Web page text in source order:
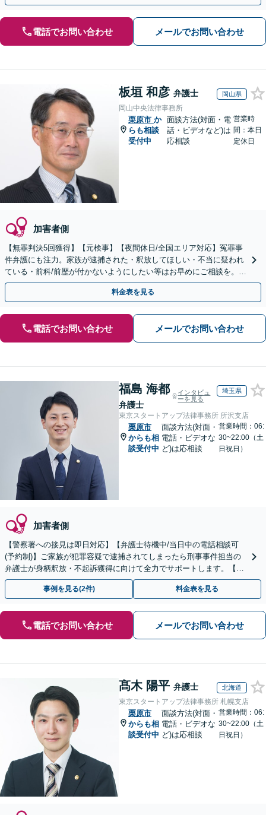
電話でお問い合わせ メールでお問い合わせ
板垣 和彦 弁護士 岡山県
岡山中央法律事務所
栗原市 か
らも相談
受付中
面談方法(対面・電
話・ビデオなど)は
応相談
営業時
間：本日
定休日
加害者側
【無罪判決5回獲得】【元検事】【夜間休日/全国エリア対応】冤罪事
件弁護にも注力。家族が逮捕された・釈放してほしい・不当に疑われ
ている・前科/前歴が付かないようにしたい等はお早めにご相談を。迅
速に的確な対応に定評あり【分割払い可】
料金表を見る
電話でお問い合わせ メールでお問い合わせ
福島 海都
弁護士
インタビュ
ーを見る
埼玉県
東京スタートアップ法律事務所 所沢支店
栗原市
からも相
談受付中
面談方法(対面・
電話・ビデオな
ど)は応相談
営業時間：06:
30~22:00（土
日祝日）
加害者側
【警察署への接見は即日対応】【弁護士待機中/当日中の電話相談可
(予約制)】ご家族が犯罪容疑で逮捕されてしまったら刑事事件担当の
弁護士が身柄釈放・不起訴獲得に向けて全力でサポートします。【毎
月100名以上の相談実績】【全国対応】
事例を見る(2件) 料金表を見る
電話でお問い合わせ メールでお問い合わせ
髙木 陽平 弁護士 北海道
東京スタートアップ法律事務所 札幌支店
栗原市
からも相
談受付中
面談方法(対面・
電話・ビデオな
ど)は応相談
営業時間：06:
30~22:00（土
日祝日）